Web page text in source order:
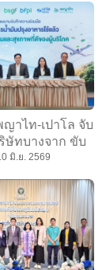
ญาไท-เปาโล จับ
ษัทบางจาก ขับ
Sustainable
Fuel มุ่งสู่
Healthcare
มิ.ย. 2569